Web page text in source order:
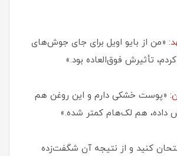
: «من از بایو اویل برای جای جوش‌های
تأثیرش فوق‌العاده بود.»
: «پوست خشکی دارم و این روغن هم
داده، هم لک‌هام کمتر شده.»
کنید و از نتیجه آن شگفت‌زده